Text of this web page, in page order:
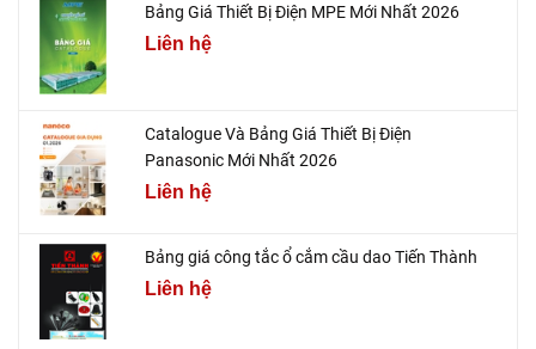
Bảng Giá Thiết Bị Điện MPE Mới Nhất 2026
Liên hệ
Catalogue Và Bảng Giá Thiết Bị Điện
Panasonic Mới Nhất 2026
Liên hệ
Bảng giá công tắc ổ cắm cầu dao Tiến Thành
Liên hệ